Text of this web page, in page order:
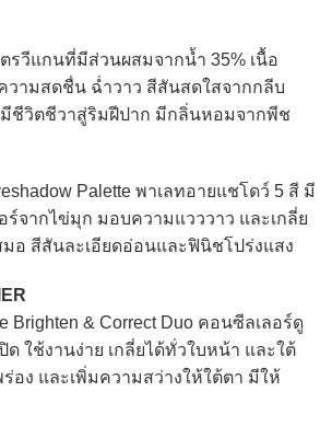
รวีแกนที่มีส่วนผสมจากน้ำ 35% เนื้อ
วามสดชื่น ฉ่ำวาว สีสันสดใสจากกลีบ
ชีวิตชีวาสู่ริมฝีปาก มีกลิ่นหอมจากพีช
Palette พาเลทอายแชโดว์ 5 สี มี
จากไข่มุก มอบความแวววาว และเกลี่ย
มอ สีสันละเอียดอ่อนและฟินิชโปร่งแสง
Brighten & Correct Duo คอนซีลเลอร์ดู
ใช้งานง่าย เกลี่ยได้ทั่วใบหน้า และใต้
อง และเพิ่มความสว่างให้ใต้ตา มีให้